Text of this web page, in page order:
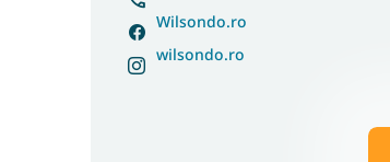
Wilsondo.ro
wilsondo.ro